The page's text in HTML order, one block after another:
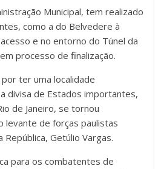
Municipal, tem realizado
como a do Belvedere à
e no entorno do Túnel da
processo de finalização.
ter uma localidade
divisa de Estados importantes,
de Janeiro, se tornou
levante de forças paulistas
Getúlio Vargas.
para os combatentes de